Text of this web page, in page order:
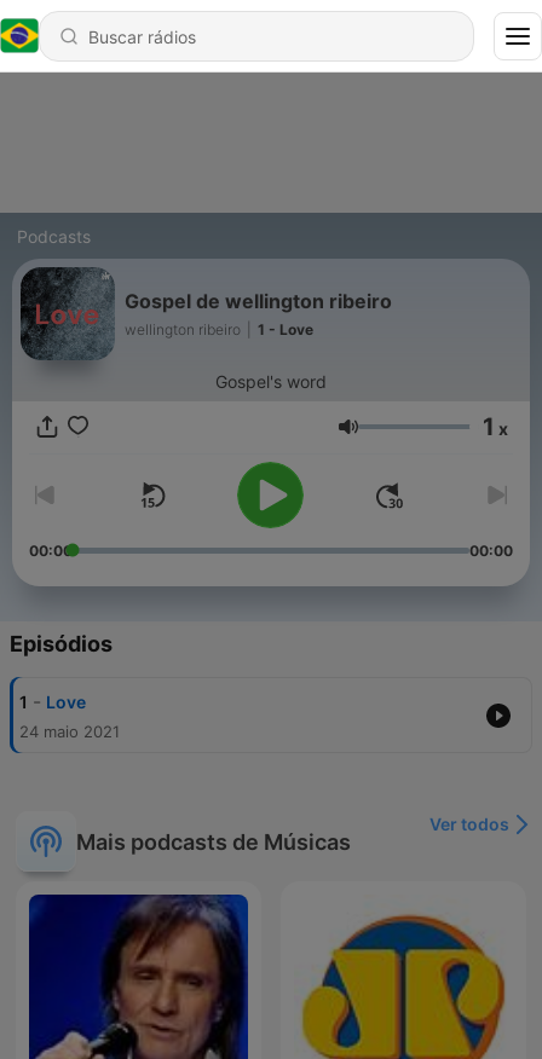
Podcasts
Gospel de wellington ribeiro
wellington ribeiro 1 - Love
Gospel's word
Volume 1 x
00:00 00:00
Episódios
1 - Love
24 maio 2021
Mais podcasts de Músicas
Ver todos